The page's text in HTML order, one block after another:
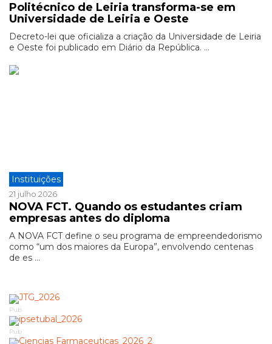
Politécnico de Leiria transforma-se em
Universidade de Leiria e Oeste
Decreto-lei que oficializa a criação da Universidade de Leiria
e Oeste foi publicado em Diário da República. ...
Instituições
21 julho 2026
NOVA FCT. Quando os estudantes criam
empresas antes do diploma
A NOVA FCT define o seu programa de empreendedorismo
como “um dos maiores da Europa”, envolvendo centenas
de es ...
Pub
Pub